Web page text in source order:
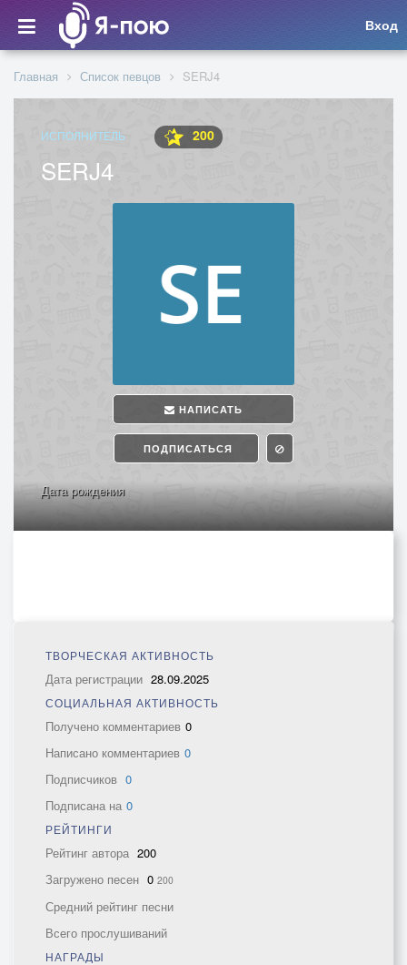
Вход
Главная Список певцов SERJ4
ИСПОЛНИТЕЛЬ 200
SERJ4
НАПИСАТЬ
ПОДПИСАТЬСЯ
Дата рождения
ТВОРЧЕСКАЯ АКТИВНОСТЬ
Дата регистрации 28.09.2025
СОЦИАЛЬНАЯ АКТИВНОСТЬ
Получено комментариев 0
Написано комментариев 0
Подписчиков 0
Подписана на 0
РЕЙТИНГИ
Рейтинг автора 200
Загружено песен 0 200
Средний рейтинг песни
Всего прослушиваний
НАГРАДЫ